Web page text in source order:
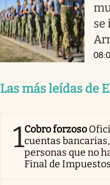
se
Las más leídas de
1Cobro forzoso
cuentas
personas que no
Final de